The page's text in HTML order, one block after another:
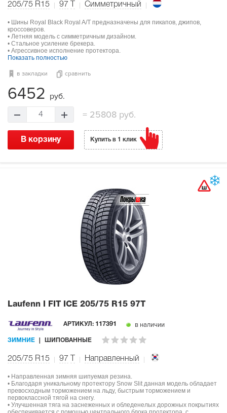
205/75 R15 97 Симметричный
• Шины Royal Black Royal A/T предназначены для пикапов, джипов,
кроссоверов.
• Летняя модель с симметричным дизайном.
• Стальное усиление брекера.
• Агрессивное исполнение протектора.
Показать полностью
в закладки сравнить
6452 руб.
4 = 25808 руб.
В корзину Купить в 1 клик
Laufenn I FIT ICE 205/75 R15 97T
АРТИКУЛ: 117391 в наличии
ЗИМНИЕ ШИПОВАННЫЕ
205/75 R15 97 Направленный
• Направленная зимняя шипуемая резина.
• Благодаря уникальному протектору Snow Slit данная модель обладает
превосходным торможением на льду, быстрым торможением и
первоклассной тягой на снегу.
• Улучшенная тяга на заснеженных и обледенелых дорожных покрытиях